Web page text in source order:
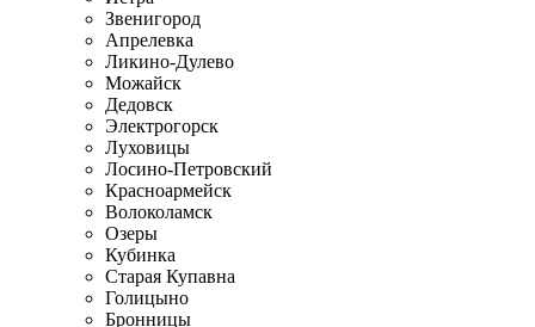
Звенигород
Апрелевка
Ликино-Дулево
Можайск
Дедовск
Электрогорск
Луховицы
Лосино-Петровский
Красноармейск
Волоколамск
Озеры
Кубинка
Старая Купавна
Голицыно
Бронницы